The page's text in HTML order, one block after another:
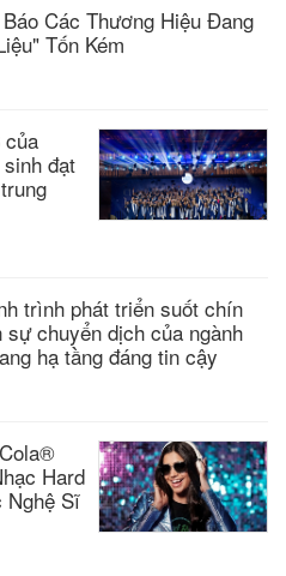
thế. Bốn chương trình
đã nhận được sự hỗ trợ
,Thách thức Công nghệ
(MATCh),Chương trình
và Thửthách
chính Việt Nam
- Sáng kiến hỗ trợ Phụ
– một mạng lưới các
lập và lãnh đạo bởi
Mê Kông. Dự án này đã
Ngân hàng phát triển
Úc.
Các Thương Hiệu Đang
Tốn Kém
của
đạt
trình phát triển suốt chín
sự chuyển dịch của ngành
hạ tầng đáng tin cậy
Hard
Nghệ Sĩ